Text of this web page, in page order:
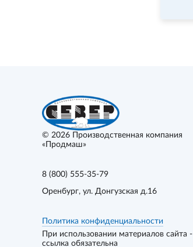
© 2026
Производственная компания
«Продмаш»
8 (800) 555-35-79
Оренбург, ул. Донгузская д.16
Политика конфиденциальности
При использовании материалов сайта -
ссылка обязательна